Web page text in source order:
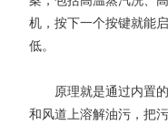
机，按下一个按键就能
低。
原理就是通过内置的
和风道上溶解油污，把